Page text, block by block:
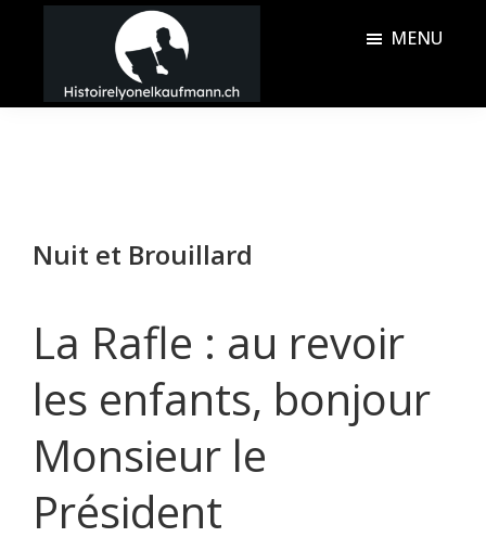
principal
barreHistoire
MENU
Nuit et Brouillard
La Rafle : au revoir
les enfants, bonjour
Monsieur le
Président